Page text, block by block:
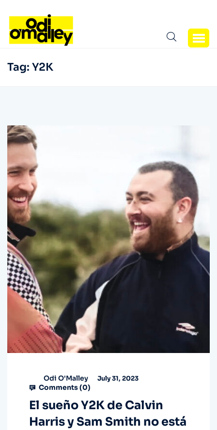
Tag: Y2K
Odi O'Malley July 31, 2023
Comments (0)
El sueño Y2K de Calvin
Harris y Sam Smith no está